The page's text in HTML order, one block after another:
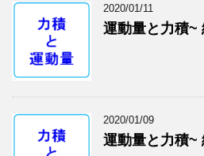
2020/01/11
運動量と力積~
2020/01/09
運動量と力積~